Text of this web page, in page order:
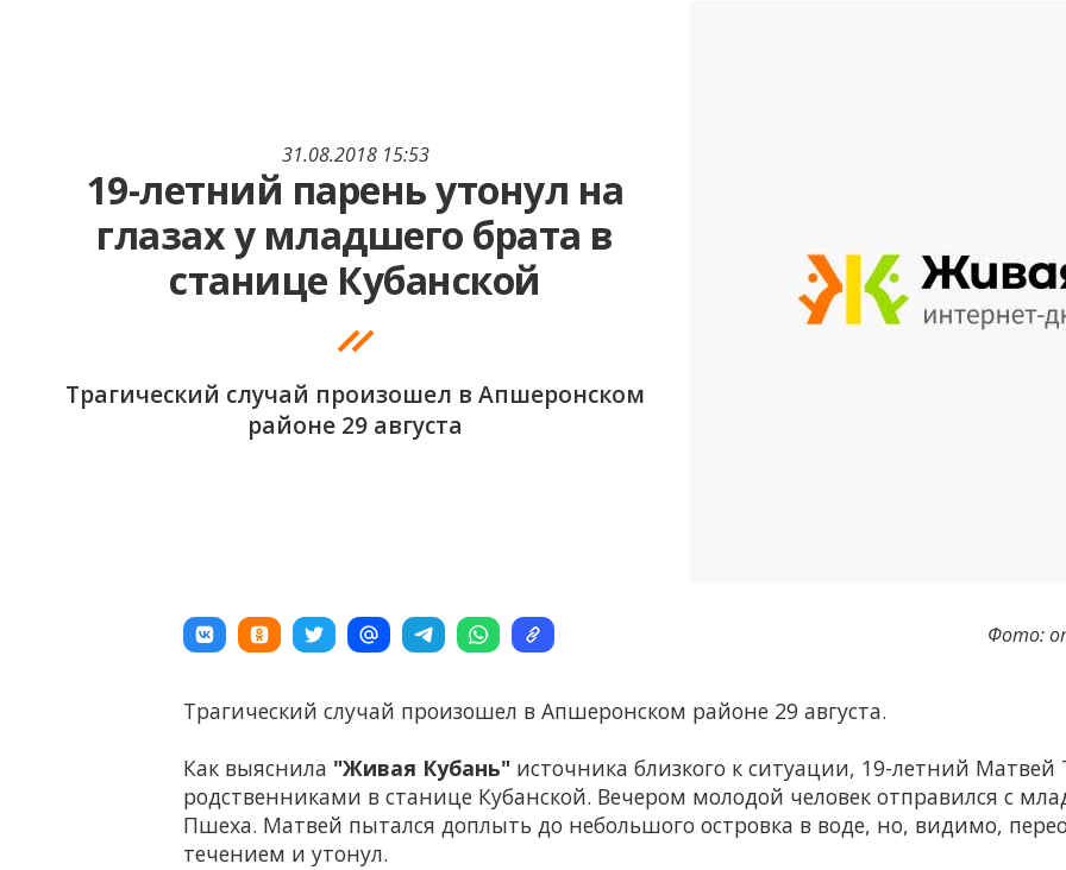
31.08.2018 15:53
19-летний парень утонул на
глазах у младшего брата в
станице Кубанской
Трагический случай произошел в Апшеронском
районе 29 августа
Фото:
Трагический случай произошел в Апшеронском районе 29 августа.
Как выяснила "Живая Кубань"источника близкого к ситуации, 19-летний Матвей
родственниками в станице Кубанской. Вечером молодой человек отправился с
Пшеха. Матвей пытался доплыть до небольшого островка в воде, но, видимо,
течением и утонул.